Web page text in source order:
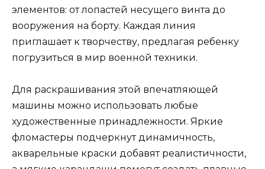
элементов: от лопастей несущего винта до
вооружения на борту. Каждая линия
приглашает к творчеству, предлагая ребенку
погрузиться в мир военной техники.
Для раскрашивания этой впечатляющей
машины можно использовать любые
художественные принадлежности. Яркие
фломастеры подчеркнут динамичность,
акварельные краски добавят реалистичности,